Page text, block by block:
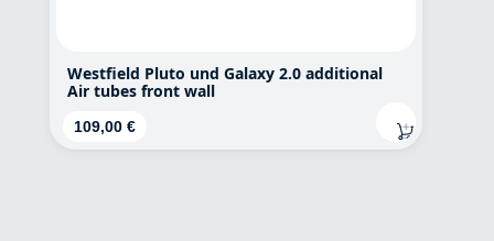
Westfield Pluto und Galaxy 2.0 additional
Air tubes front wall
Regulärer Preis:
109,00 €